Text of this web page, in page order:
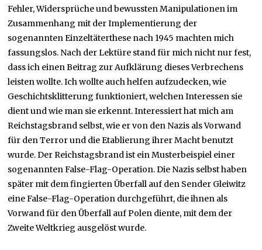
Fehler, Widersprüche und bewussten Manipulationen im
Zusammenhang mit der Implementierung der
sogenannten Einzeltäterthese nach 1945 machten mich
fassungslos. Nach der Lektüre stand für mich nicht nur fest,
dass ich einen Beitrag zur Aufklärung dieses Verbrechens
leisten wollte. Ich wollte auch helfen aufzudecken, wie
Geschichtsklitterung funktioniert, welchen Interessen sie
dient und wie man sie erkennt. Interessiert hat mich am
Reichstagsbrand selbst, wie er von den Nazis als Vorwand
für den Terror und die Etablierung ihrer Macht benutzt
wurde. Der Reichstagsbrand ist ein Musterbeispiel einer
sogenannten False-Flag-Operation. Die Nazis selbst haben
später mit dem fingierten Überfall auf den Sender Gleiwitz
eine False-Flag-Operation durchgeführt, die ihnen als
Vorwand für den Überfall auf Polen diente, mit dem der
Zweite Weltkrieg ausgelöst wurde.